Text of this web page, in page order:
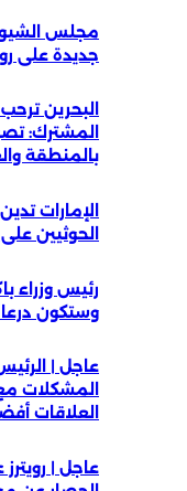
مجلس
جديدة على
البحرين
المشترك:
بالمنطقة
الإمارات
الحوثيين
رئيس وزراء
وستكون
عاجل | الرئيس
المشكلات
العلاقات
عاجل |